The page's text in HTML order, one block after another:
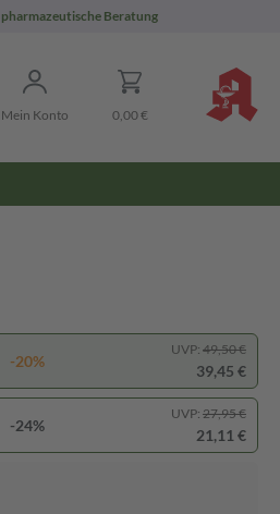
pharmazeutische Beratung
Mein Konto 0,00 €
-20%
UVP: 49,50 €
39,45 €
-24%
UVP: 27,95 €
21,11 €